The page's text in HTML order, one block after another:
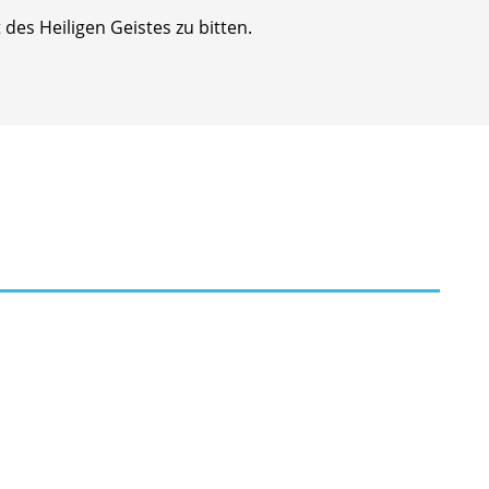
Heiligen Geistes zu bitten.